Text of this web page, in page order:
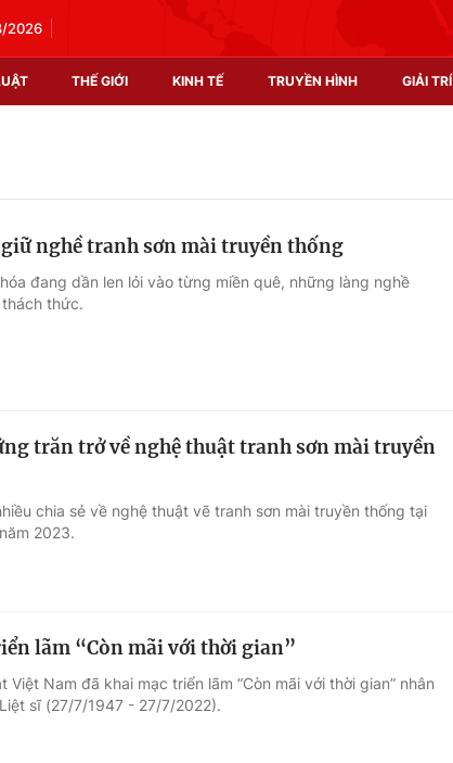
2026
THẾ GIỚI KINH TẾ TRUYỀN HÌNH GIẢI TRÍ
trường
lịch
đẹp
lượng cuộc sống
Tuyển sinh
Học trực tuyến
nghề tranh sơn mài truyền thống
đang dần len lỏi vào từng miền quê, những làng nghề
thức.
trăn trở về nghệ thuật tranh sơn mài truyền
chia sẻ về nghệ thuật vẽ tranh sơn mài truyền thống tại
2023.
lãm “Còn mãi với thời gian”
Nam đã khai mạc triển lãm “Còn mãi với thời gian” nhân
sĩ (27/7/1947 - 27/7/2022).